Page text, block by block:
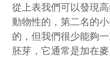
從上表我們可以發現
動物性的，第二名的
的，但我們很少能夠
胚芽，它通常是加在